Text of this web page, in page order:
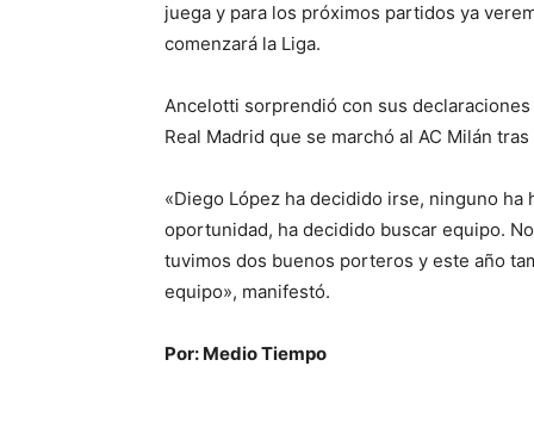
juega y para los próximos partidos ya
comenzará la Liga.
Ancelotti sorprendió con sus
Real Madrid que se marchó al AC Milán
«Diego López ha decidido irse, ninguno ha
oportunidad, ha decidido buscar equipo.
tuvimos dos buenos porteros y este año
equipo», manifestó.
Por: Medio Tiempo